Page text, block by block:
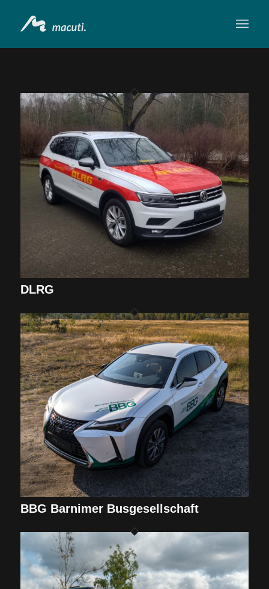
DLRG
BBG Barnimer Busgesellschaft